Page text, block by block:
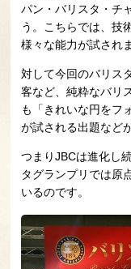
パン・バリスタ・チ
う。こちらでは、技
様々な能力が試され
対して今回のバリス
客など、純粋なバリ
も「きれいな円をフ
が試される出題など
つまりJBCは進化し
タグランプリでは原
いるのです。